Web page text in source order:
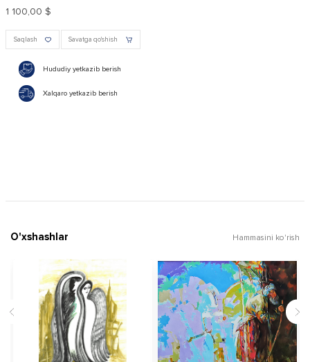
1 100,00 $
Saqlash Savatga qo'shish
Hududiy yetkazib berish
Xalqaro yetkazib berish
O'xshashlar Hammasini ko'rish